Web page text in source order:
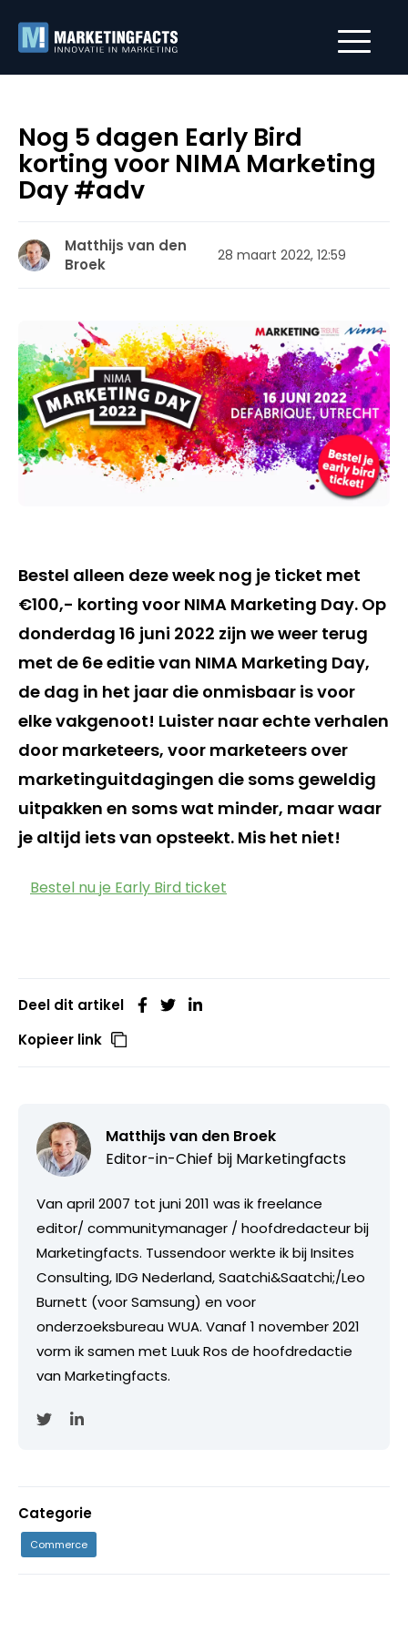
Nog 5 dagen Early Bird
korting voor NIMA Marketing
Day #adv
Matthijs van den
Broek
28 maart 2022, 12:59
Bestel alleen deze week nog je ticket met
€100,- korting voor NIMA Marketing Day. Op
donderdag 16 juni 2022 zijn we weer terug
met de 6e editie van NIMA Marketing Day,
de dag in het jaar die onmisbaar is voor
elke vakgenoot! Luister naar echte verhalen
door marketeers, voor marketeers over
marketinguitdagingen die soms geweldig
uitpakken en soms wat minder, maar waar
je altijd iets van opsteekt. Mis het niet!
Bestel nu je Early Bird ticket
Deel dit artikel
Kopieer link
Matthijs van den Broek
Editor-in-Chief bij Marketingfacts
Van april 2007 tot juni 2011 was ik freelance
editor/ communitymanager / hoofdredacteur bij
Marketingfacts. Tussendoor werkte ik bij Insites
Consulting, IDG Nederland, Saatchi&Saatchi;/Leo
Burnett (voor Samsung) en voor
onderzoeksbureau WUA. Vanaf 1 november 2021
vorm ik samen met Luuk Ros de hoofdredactie
van Marketingfacts.
Categorie
Commerce